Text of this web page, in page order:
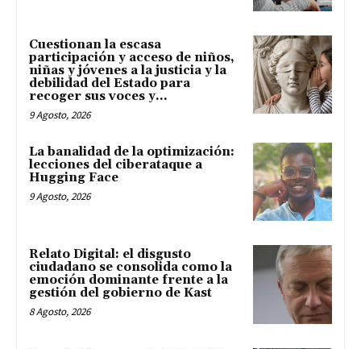
Cuestionan la escasa
participación y acceso de niños,
niñas y jóvenes a la justicia y la
debilidad del Estado para
recoger sus voces y...
9 Agosto, 2026
La banalidad de la optimización:
lecciones del ciberataque a
Hugging Face
9 Agosto, 2026
Relato Digital: el disgusto
ciudadano se consolida como la
emoción dominante frente a la
gestión del gobierno de Kast
8 Agosto, 2026